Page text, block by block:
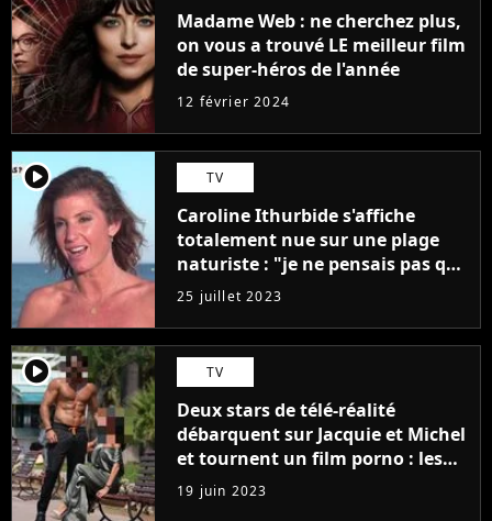
Madame Web : ne cherchez plus,
on vous a trouvé LE meilleur film
de super-héros de l'année
12 février 2024
player2 TV
Caroline Ithurbide s'affiche
totalement nue sur une plage
naturiste : "je ne pensais pas que
j'arriverais à le faire..."
25 juillet 2023
player2 TV
Deux stars de télé-réalité
débarquent sur Jacquie et Michel
et tournent un film porno : les
premières images du tournage
(exclu)
19 juin 2023